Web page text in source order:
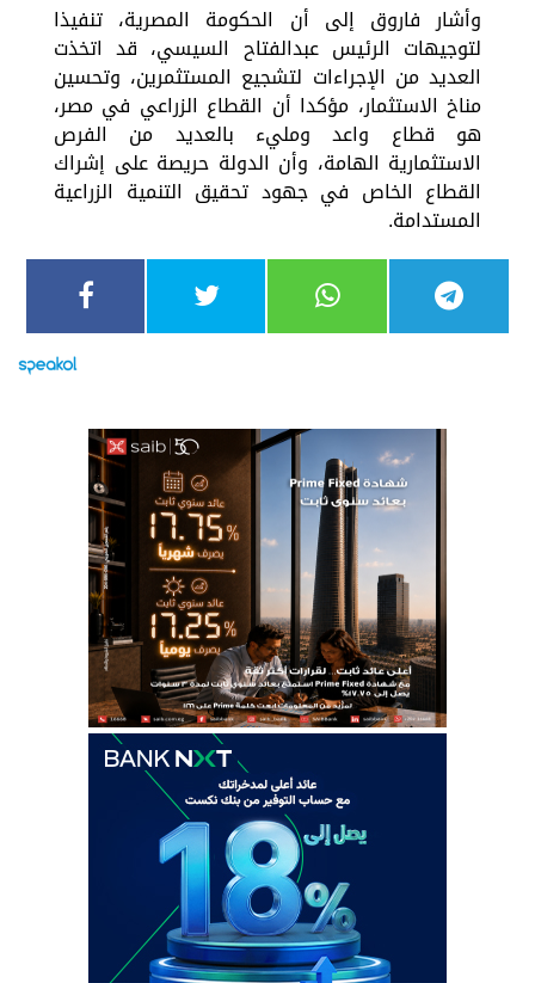
وأشار فاروق إلى أن الحكومة المصرية، تنفيذا
لتوجيهات الرئيس عبدالفتاح السيسي، قد اتخذت
العديد من الإجراءات لتشجيع المستثمرين، وتحسين
مناخ الاستثمار، مؤكدا أن القطاع الزراعي في مصر،
هو قطاع واعد ومليء بالعديد من الفرص
الاستثمارية الهامة، وأن الدولة حريصة على إشراك
القطاع الخاص في جهود تحقيق التنمية الزراعية
المستدامة.